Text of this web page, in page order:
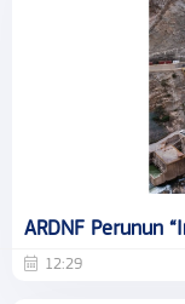
ARDNF Perunun
12:29